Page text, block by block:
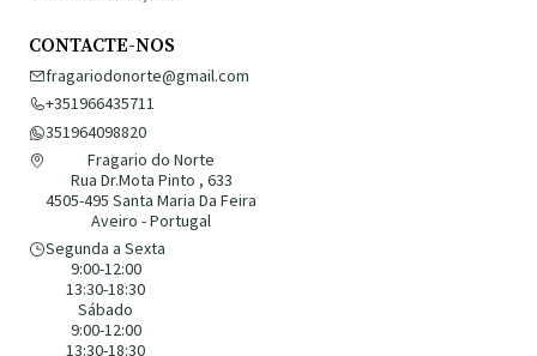
CONTACTE-NOS
fragariodonorte@gmail.com
+351966435711
351964098820
Fragario do Norte
Rua Dr.Mota Pinto , 633
4505-495 Santa Maria Da Feira
Aveiro - Portugal
Segunda a Sexta
9:00-12:00
13:30-18:30
Sábado
9:00-12:00
13:30-18:30